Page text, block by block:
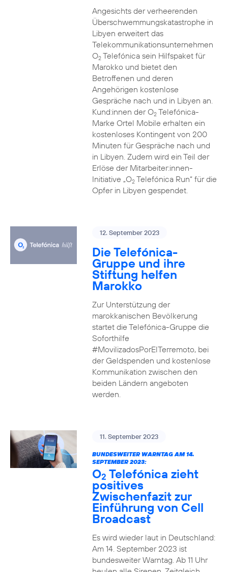
Angesichts der verheerenden
Überschwemmungskatastrophe in
Libyen erweitert das
Telekommunikationsunternehmen
O2Telefónica sein Hilfspaket für
Marokko und bietet den
Betroffenen und deren
Angehörigen kostenlose
Gespräche nach und in Libyen an.
Kund:innen der O2Telefónica-
Marke Ortel Mobile erhalten ein
kostenloses Kontingent von 200
Minuten für Gespräche nach und
in Libyen. Zudem wird ein Teil der
Erlöse der Mitarbeiter:innen-
Initiative „O2Telefónica Run“ für die
Opfer in Libyen gespendet.
12. September 2023
Die Telefónica-
Gruppe und ihre
Stiftung helfen
Marokko
Zur Unterstützung der
marokkanischen Bevölkerung
startet die Telefónica-Gruppe die
Soforthilfe
#MovilizadosPorElTerremoto, bei
der Geldspenden und kostenlose
Kommunikation zwischen den
beiden Ländern angeboten
werden.
11. September 2023
BUNDESWEITER WARNTAG AM 14.
SEPTEMBER 2023:
O2 Telefónica zieht
positives
Zwischenfazit zur
Einführung von Cell
Broadcast
Es wird wieder laut in Deutschland:
Am 14. September 2023 ist
bundesweiter Warntag. Ab 11 Uhr